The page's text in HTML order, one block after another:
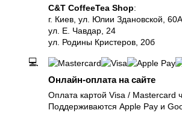
C&T CoffeeTea Shop:
г. Киев, ул. Юлии Здановской, 60А
ул. Е. Чавдар, 24
ул. Родины Кристеров, 20б
💻
Онлайн-оплата на сайте
Оплата картой Visa / Mastercard
Поддерживаются Apple Pay и